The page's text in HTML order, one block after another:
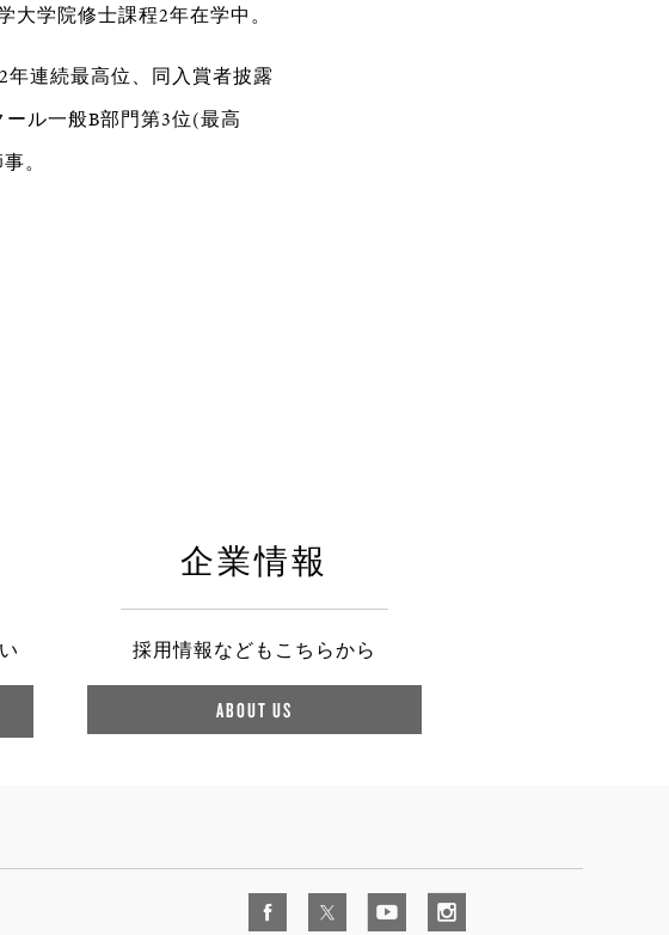
学院修士課程2年在学中。
連続最高位、同入賞者披露
ル一般B部門第3位(最高
。
企業情報
採用情報などもこちらから
ABOUT US